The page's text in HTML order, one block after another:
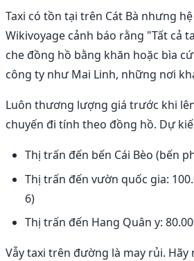
Taxi có tồn tại trên Cát Bà nhưng
Wikivoyage cảnh báo rằng "Tất cả
che đồng hồ bằng khăn hoặc bìa
công ty như Mai Linh, những nơi
Luôn thương lượng giá trước khi
chuyến đi tính theo đồng hồ. Dự
Thị trấn đến bến Cái Bèo (bến
Thị trấn đến vườn quốc gia:
6)
Thị trấn đến Hang Quân y:
Vẫy taxi trên đường là may rủi. Hãy